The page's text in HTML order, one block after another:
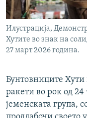
Илустрација,
Хутите во знак на
27 март 2026 година.
Бунтовниците Хути
ракети во рок од
јеменската група,